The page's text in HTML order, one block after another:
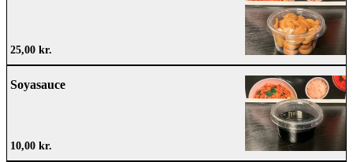
25,00 kr.
Soyasauce
10,00 kr.